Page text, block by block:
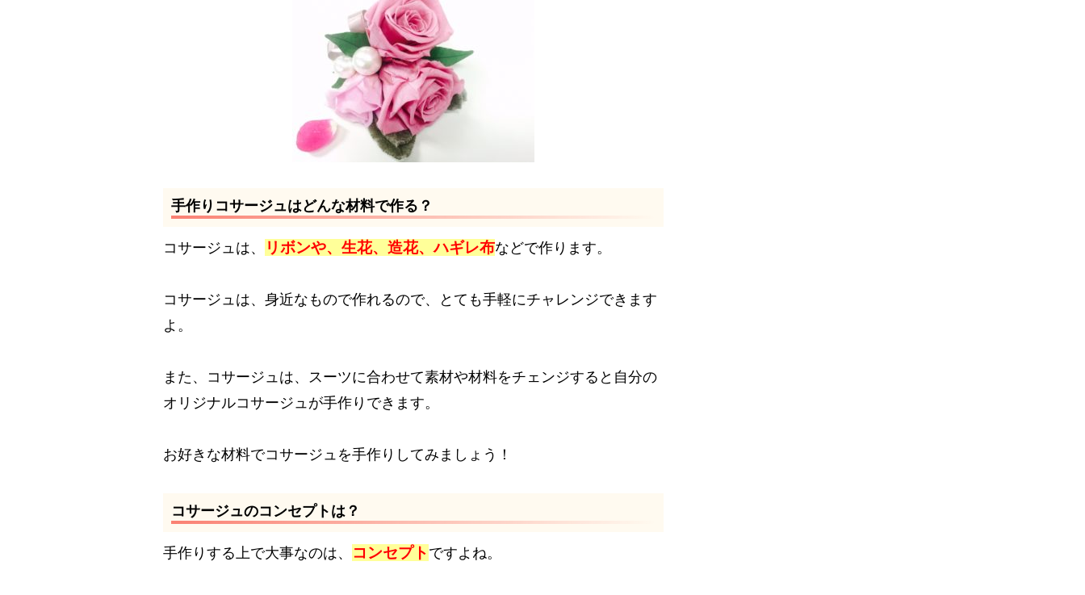
手作りコサージュはどんな材料で作る？
コサージュは、 リボンや、生花、造花、ハギレ布などで作ります。
コサージュは、身近なもので作れるので、とても手軽にチャレンジできます
よ。
また、コサージュは、スーツに合わせて素材や材料をチェンジすると自分の
オリジナルコサージュが手作りできます。
お好きな材料でコサージュを手作りしてみましょう！
コサージュのコンセプトは？
手作りする上で大事なのは、 コンセプト ですよね。